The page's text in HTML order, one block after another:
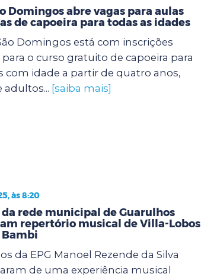
Domingos abre vagas para aulas
de capoeira para todas as idades
Domingos está com inscrições
o curso gratuito de capoeira para
com idade a partir de quatro anos,
adultos... [saiba mais]
às 8:20
rede municipal de Guarulhos
repertório musical de Villa-Lobos
Bambi
da EPG Manoel Rezende da Silva
de uma experiência musical